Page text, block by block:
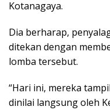
Kotanagaya.
Dia berharap,
ditekan dengan
lomba tersebut.
“Hari ini, mereka
dinilai langsung oleh